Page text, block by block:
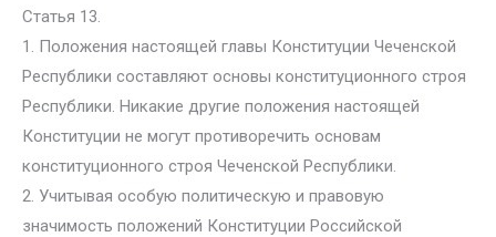
Статья 13.
1. Положения настоящей главы Конституции Чеченской
Республики составляют основы конституционного строя
Республики. Никакие другие положения настоящей
Конституции не могут противоречить основам
конституционного строя Чеченской Республики.
2. Учитывая особую политическую и правовую
значимость положений Конституции Российской